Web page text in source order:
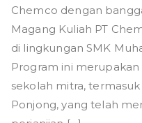
Kuliah
PT
Chemco
Harapan
di
SMK
Chemco dengan
Magang Kuliah PT
di lingkungan SMK
Program ini
sekolah mitra,
Ponjong, yang telah